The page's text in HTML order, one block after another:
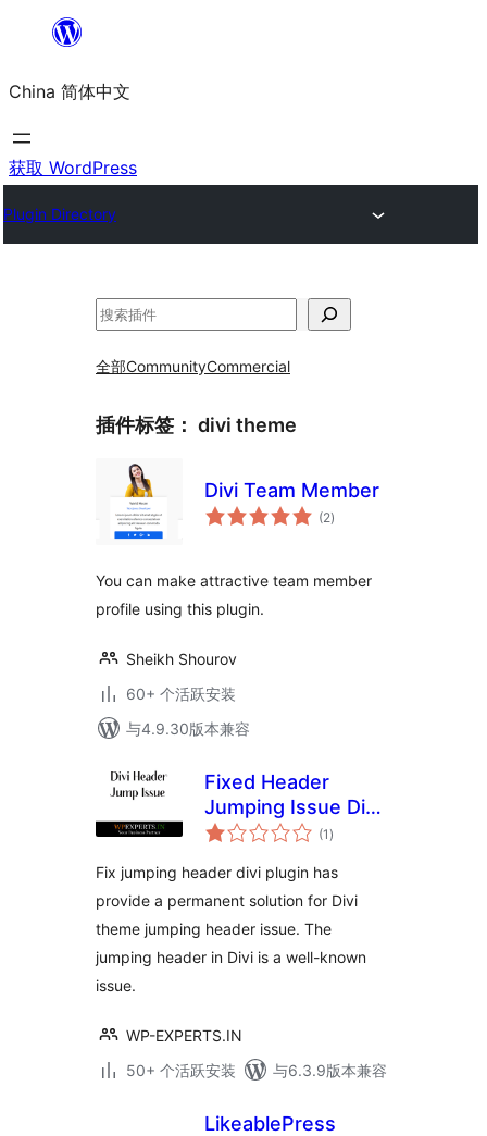
内
容
China 简体中文
获取 WordPress
Plugin Directory
搜
全部CommunityCommercial
插件标签： divi theme
Divi Team Member
(2总
评)
You can make attractive team member
profile using this plugin.
Sheikh Shourov
60+ 个活跃安装
与4.9.30版本兼容
Fixed Header
Jumping Issue Divi
Theme
(1 总
评)
Fix jumping header divi plugin has
provide a permanent solution for Divi
theme jumping header issue. The
jumping header in Divi is a well-known
issue.
WP-EXPERTS.IN
50+ 个活跃安装
与6.3.9版本兼容
LikeablePress